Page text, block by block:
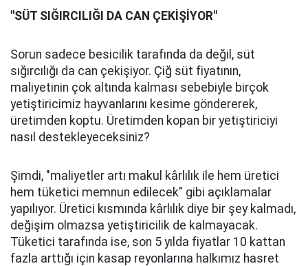
"SÜT SIĞIRCILIĞI DA CAN ÇEKİŞİYOR"
Sorun sadece besicilik tarafında da değil, süt
sığırcılığı da can çekişiyor. Çiğ süt fiyatının,
maliyetinin çok altında kalması sebebiyle birçok
yetiştiricimiz hayvanlarını kesime göndererek,
üretimden koptu. Üretimden kopan bir yetiştiriciyi
nasıl destekleyeceksiniz?
Şimdi, "maliyetler artı makul kârlılık ile hem üretici
hem tüketici memnun edilecek" gibi açıklamalar
yapılıyor. Üretici kısmında kârlılık diye bir şey kalmadı,
değişim olmazsa yetiştiricilik de kalmayacak.
Tüketici tarafında ise, son 5 yılda fiyatlar 10 kattan
fazla arttığı için kasap reyonlarına halkımız hasret